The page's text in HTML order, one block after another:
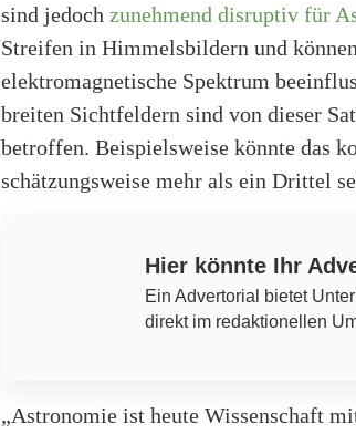
sind jedoch zunehmend disruptiv für
Streifen in Himmelsbildern und
elektromagnetische Spektrum
breiten Sichtfeldern sind von dieser
betroffen. Beispielsweise könnte das
schätzungsweise mehr als ein Drittel
Hier könnte Ihr
Ein Advertorial bietet
direkt im redaktionellen
„Astronomie ist heute Wissenschaft